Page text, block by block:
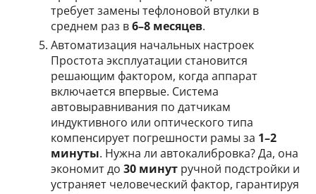
требует замены тефлоновой втулки в
среднем раз в6–8 месяцев.
Автоматизация начальных настроек
Простота эксплуатации становится
решающим фактором, когда аппарат
включается впервые. Система
автовыравнивания по датчикам
индуктивного или оптического типа
компенсирует погрешности рамы за 1–2
минуты. Нужна ли автокалибровка? Да, она
экономит до30 минут ручной подстройки и
устраняет человеческий фактор, гарантируя